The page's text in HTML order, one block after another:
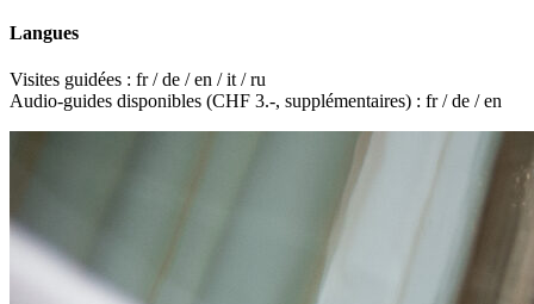
Langues
Visites guidées : fr / de / en / it / ru
Audio-guides disponibles (CHF 3.-, supplémentaires) : fr / de / en